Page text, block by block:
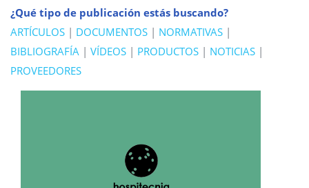
¿Qué tipo de publicación estás buscando?
ARTÍCULOS | DOCUMENTOS | NORMATIVAS |
BIBLIOGRAFÍA | VÍDEOS | PRODUCTOS | NOTICIAS |
PROVEEDORES